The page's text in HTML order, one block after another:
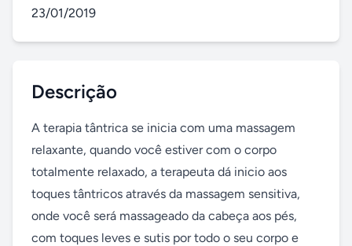
23/01/2019
Descrição
A terapia tântrica se inicia com uma massagem
relaxante, quando você estiver com o corpo
totalmente relaxado, a terapeuta dá inicio aos
toques tântricos através da massagem sensitiva,
onde você será massageado da cabeça aos pés,
com toques leves e sutis por todo o seu corpo e